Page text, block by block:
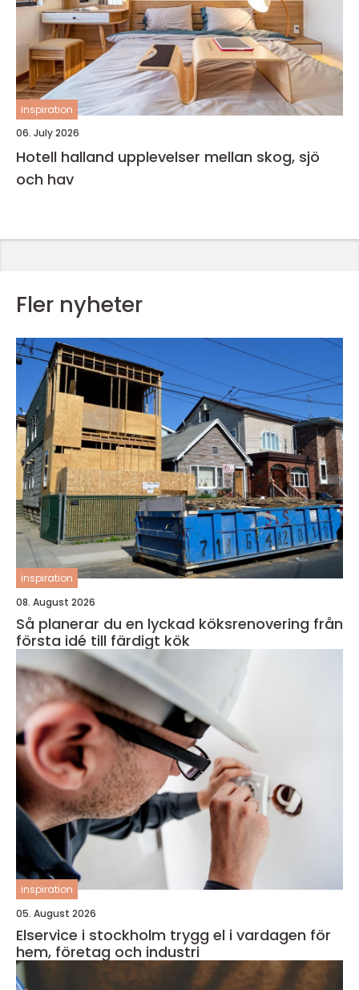
inspiration
06. July 2026
Hotell halland upplevelser mellan skog, sjö
och hav
Fler nyheter
inspiration
08. August 2026
Så planerar du en lyckad köksrenovering från
första idé till färdigt kök
inspiration
05. August 2026
Elservice i stockholm trygg el i vardagen för
hem, företag och industri